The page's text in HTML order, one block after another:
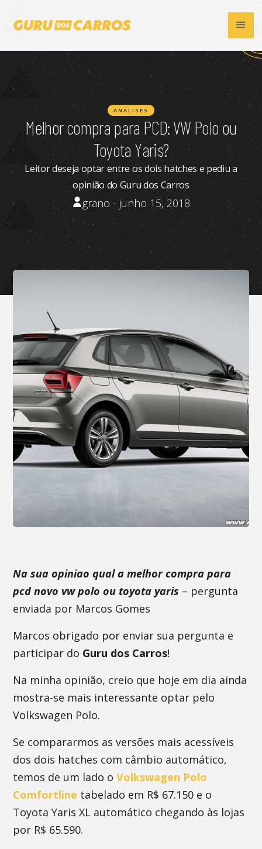
ANÁLISES
Melhor compra para PCD: VW Polo ou
Toyota Yaris?
Leitor deseja optar entre os dois hatches e pediu a
opinião do Guru dos Carros
grano - junho 15, 2018
Na sua opiniao qual a melhor compra para
pcd novo vw polo ou toyota yaris – pergunta
enviada por Marcos Gomes
Marcos obrigado por enviar sua pergunta e
participar do Guru dos Carros!
Na minha opinião, creio que hoje em dia ainda
mostra-se mais interessante optar pelo
Volkswagen Polo.
Se compararmos as versões mais acessíveis
dos dois hatches com câmbio automático,
temos de um lado oVolkswagen Polo
Comfortline tabelado em R$ 67.150 e o
Toyota Yaris XL automático chegando às lojas
por R$ 65.590.